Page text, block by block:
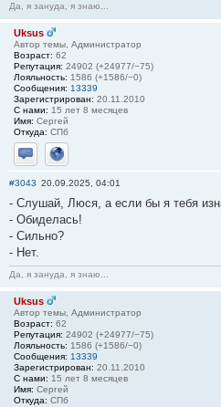
Да, я зануда, я знаю...
Uksus
Автор темы, Администратор
Возраст: 62
Репутация: 24902 (+24977/−75)
Лояльность: 1586 (+1586/−0)
Сообщения: 13339
Зарегистрирован: 20.11.2010
С нами: 15 лет 8 месяцев
Имя: Сергей
Откуда: СПб
Отправить личное сообщение
Сайт
#3043 20.09.2025, 04:01
- Слушай, Люся, а если бы я тебя
- Обиделась!
- Сильно?
- Нет.
Да, я зануда, я знаю...
Uksus
Автор темы, Администратор
Возраст: 62
Репутация: 24902 (+24977/−75)
Лояльность: 1586 (+1586/−0)
Сообщения: 13339
Зарегистрирован: 20.11.2010
С нами: 15 лет 8 месяцев
Имя: Сергей
Откуда: СПб